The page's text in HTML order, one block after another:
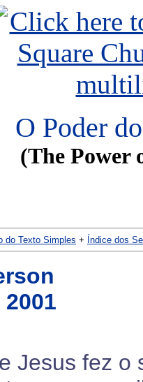
O Poder
(The Power
do Texto Simples + Índice dos
Jesus fez o